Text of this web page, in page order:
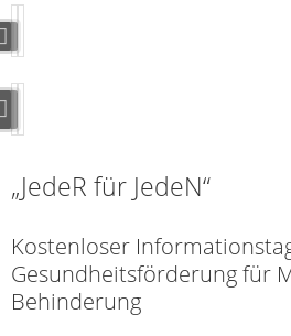
„JedeR für JedeN“
Kostenloser
Gesundheitsförderung für
Behinderung